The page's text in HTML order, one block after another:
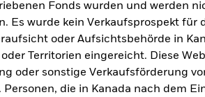
Fonds wurden und werden
Es wurde kein Verkaufsprospekt für
oder Aufsichtsbehörde in
oder Territorien eingereicht. Diese
oder sonstige Verkaufsförderung
Personen, die in Kanada nach dem